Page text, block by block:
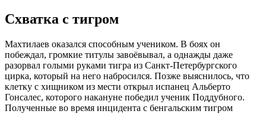
Схватка с тигром
Махтилаев оказался способным учеником. В боях он
побеждал, громкие титулы завоёвывал, а однажды даже
разорвал голыми руками тигра из Санкт-Петербургского
цирка, который на него набросился. Позже выяснилось, что
клетку с хищником из мести открыл испанец Альберто
Гонсалес, которого накануне победил ученик Поддубного.
Полученные во время инцидента с бенгальским тигром